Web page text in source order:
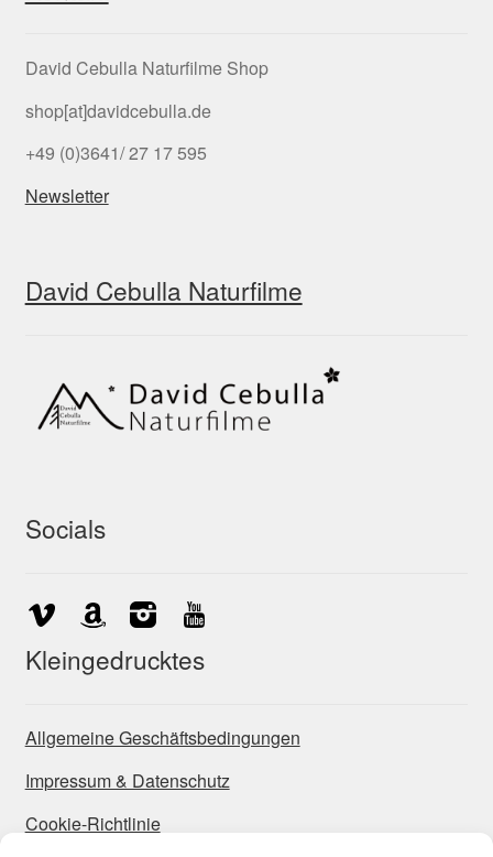
David Cebulla Naturfilme Shop
shop[at]davidcebulla.de
+49 (0)3641/ 27 17 595
Newsletter
David Cebulla Naturfilme
Socials
Kleingedrucktes
Allgemeine Geschäftsbedingungen
Impressum & Datenschutz
Cookie-Richtlinie